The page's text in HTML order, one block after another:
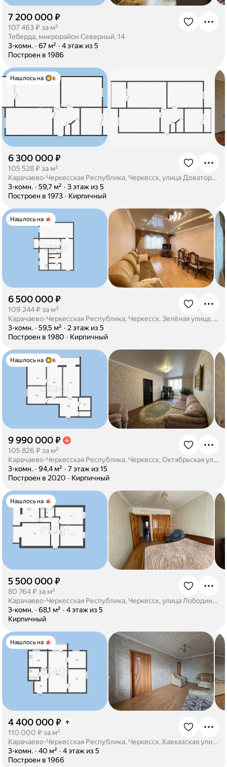
7 200 000 ₽
107 463 ₽ за м²
Теберда, микрорайон Северный, 14
3-комн. · 67 м² · 4 этаж из 5
Построен в 1986
Нашлось на
6 300 000 ₽
105 528 ₽ за м²
Карачаево-Черкесская Республика, Черкесск, улица Доватора, 80
3-комн. · 59,7 м² · 3 этаж из 5
Построен в 1973 · Кирпичный
Нашлось на
6 500 000 ₽
109 244 ₽ за м²
Карачаево-Черкесская Республика, Черкесск, Зелёная улица, 46
3-комн. · 59,5 м² · 2 этаж из 5
Построен в 1980 · Кирпичный
Нашлось на
9 990 000 ₽
105 826 ₽ за м²
Карачаево-Черкесская Республика, Черкесск, Октябрьская улица, 384А
3-комн. · 94,4 м² · 7 этаж из 15
Построен в 2020 · Кирпичный
Нашлось на
5 500 000 ₽
80 764 ₽ за м²
Карачаево-Черкесская Республика, Черкесск, улица Лободина, 76
3-комн. · 68,1 м² · 4 этаж из 5
Кирпичный
Нашлось на
4 400 000 ₽
110 000 ₽ за м²
Карачаево-Черкесская Республика, Черкесск, Кавказская улица, 30
3-комн. · 40 м² · 4 этаж из 5
Построен в 1966